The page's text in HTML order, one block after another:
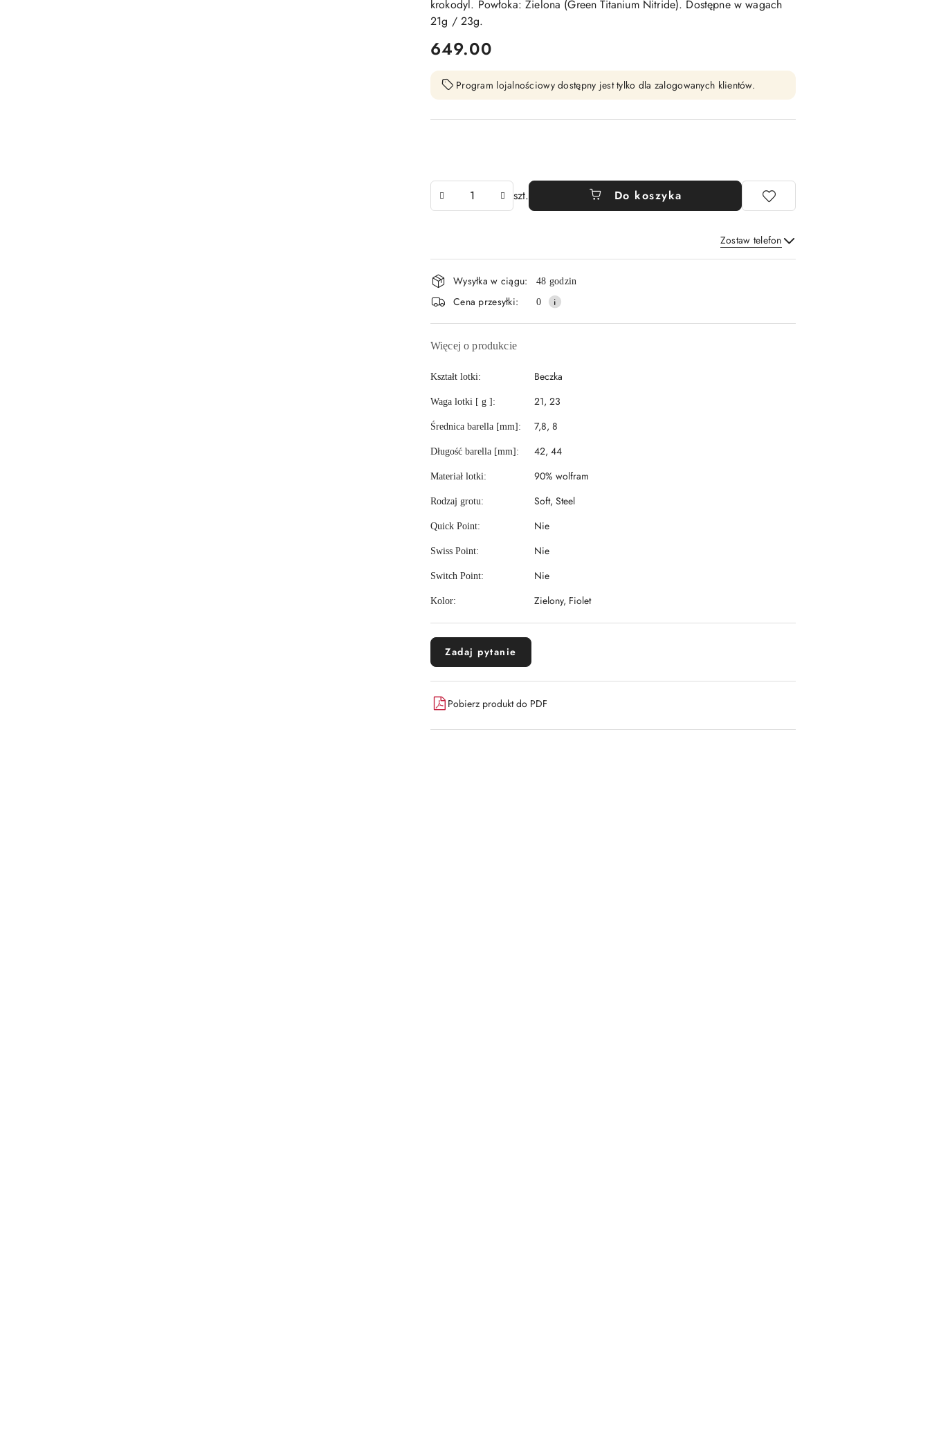
krokodyl. Powłoka: Zielona (Green Titanium Nitride). Dostępne w wagach
21g / 23g.
cena:
649.00
Program lojalnościowy dostępny jest tylko dla zalogowanych klientów.
szt. Do koszyka
Zostaw telefon
Wyślij
Dostępność
i
Wysyłka w ciągu: 48 godzin
Cena przesyłki: 0
Więcej o produkcie
Kształt lotki: Beczka
Waga lotki [ g ]: 21, 23
Średnica barella [mm]: 7,8, 8
Długość barella [mm]: 42, 44
Materiał lotki: 90% wolfram
Rodzaj grotu: Soft, Steel
Quick Point: Nie
Swiss Point: Nie
Switch Point: Nie
Kolor: Zielony, Fiolet
Zadaj pytanie
Pobierz produkt do PDF